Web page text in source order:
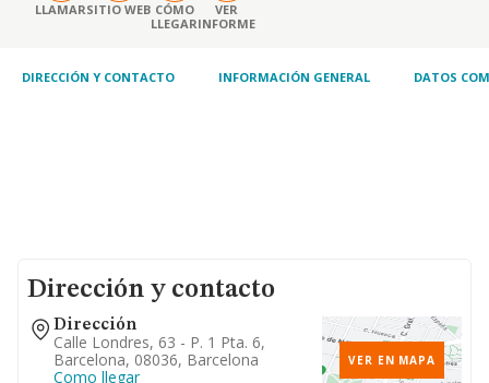
LLAMARSITIO WEB CÓMO
LLEGAR
VER
INFORME
DIRECCIÓN Y CONTACTO INFORMACIÓN GENERAL DATOS
Dirección y contacto
Dirección
Calle Londres, 63 - P. 1 Pta. 6,
Barcelona, 08036, Barcelona
Como llegar
VER EN MAPA